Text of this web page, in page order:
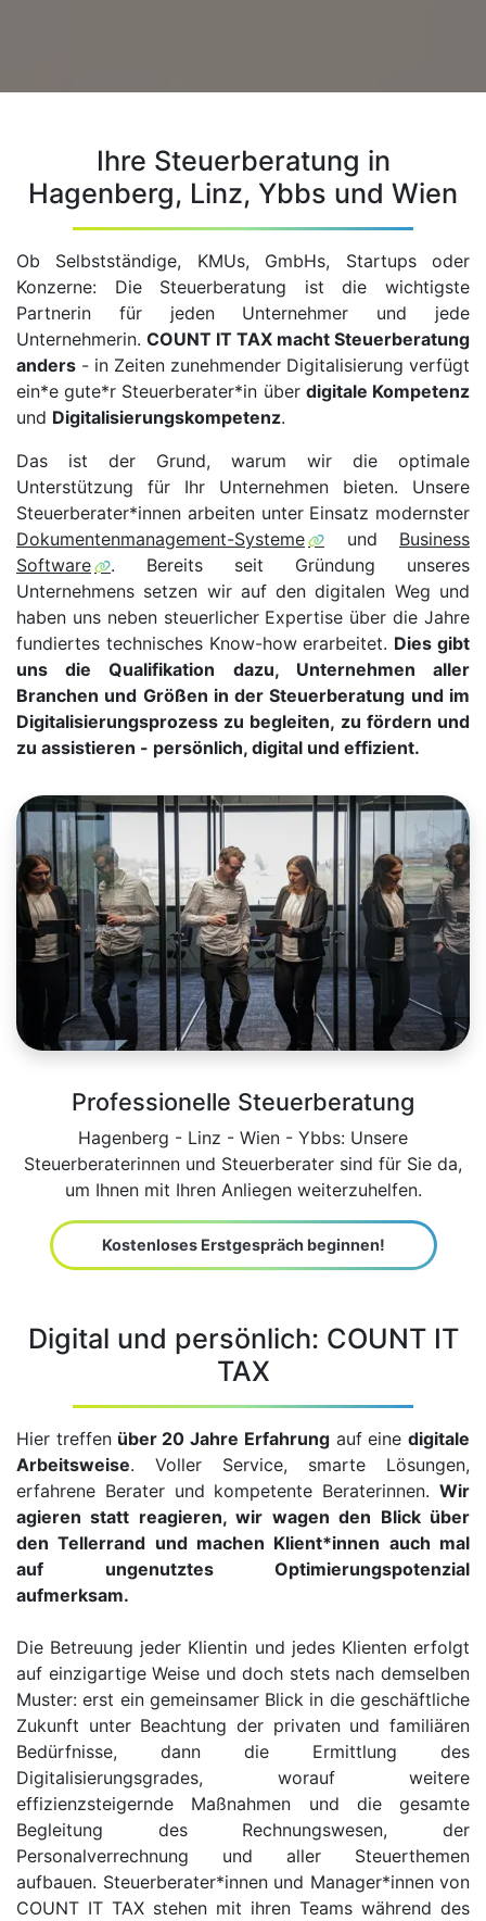
Ihre Steuerberatung in
Hagenberg, Linz, Ybbs und Wien
Ob Selbstständige, KMUs, GmbHs, Startups oder
Konzerne: Die Steuerberatung ist die wichtigste
Partnerin für jeden Unternehmer und jede
Unternehmerin. COUNT IT TAX macht Steuerberatung
anders - in Zeiten zunehmender Digitalisierung verfügt
ein*e gute*r Steuerberater*in über digitale Kompetenz
und Digitalisierungskompetenz.
Das ist der Grund, warum wir die optimale
Unterstützung für Ihr Unternehmen bieten. Unsere
Steuerberater*innen arbeiten unter Einsatz modernster
Dokumentenmanagement-Systeme
und Business
Software
. Bereits seit Gründung unseres
Unternehmens setzen wir auf den digitalen Weg und
haben uns neben steuerlicher Expertise über die Jahre
fundiertes technisches Know-how erarbeitet. Dies gibt
uns die Qualifikation dazu, Unternehmen aller
Branchen und Größen in der Steuerberatung und im
Digitalisierungsprozess zu begleiten, zu fördern und
zu assistieren - persönlich, digital und effizient.
Professionelle Steuerberatung
Hagenberg - Linz - Wien - Ybbs: Unsere
Steuerberaterinnen und Steuerberater sind für Sie da,
um Ihnen mit Ihren Anliegen weiterzuhelfen.
Kostenloses Erstgespräch beginnen!
Digital und persönlich: COUNT IT
TAX
Hier treffenüber 20 Jahre Erfahrungauf eine digitale
Arbeitsweise. Voller Service, smarte Lösungen,
erfahrene Berater und kompetente Beraterinnen. Wir
agieren statt reagieren, wir wagen den Blick über
den Tellerrand und machen Klient*innen auch mal
auf ungenutztes Optimierungspotenzial
aufmerksam.
Die Betreuung jeder Klientin und jedes Klienten erfolgt
auf einzigartige Weise und doch stets nach demselben
Muster: erst ein gemeinsamer Blick in die geschäftliche
Zukunft unter Beachtung der privaten und familiären
Bedürfnisse, dann die Ermittlung des
Digitalisierungsgrades, worauf weitere
effizienzsteigernde Maßnahmen und die gesamte
Begleitung des Rechnungswesen, der
Personalverrechnung und aller Steuerthemen
aufbauen. Steuerberater*innen und Manager*innen von
COUNT IT TAX stehen mit ihren Teams während des